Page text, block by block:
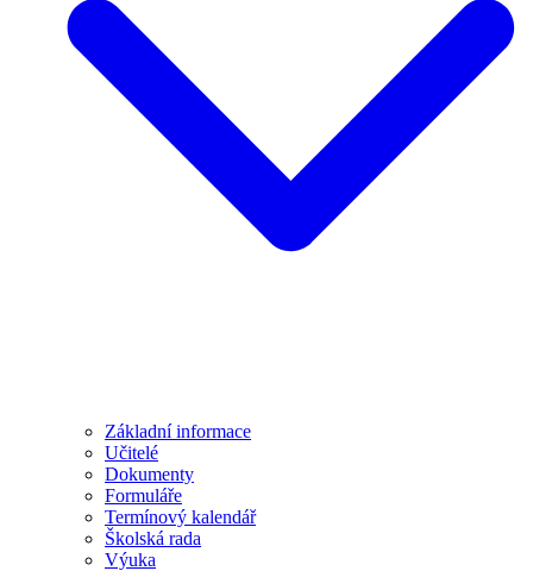
Základní informace
Učitelé
Dokumenty
Formuláře
Termínový kalendář
Školská rada
Výuka